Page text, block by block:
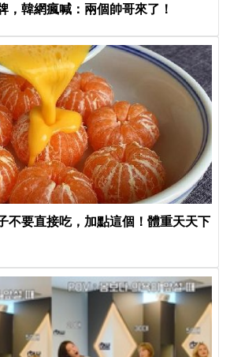
，韓網瘋喊：兩個帥哥來了！
不要直接吃，加點這個！體重天天下